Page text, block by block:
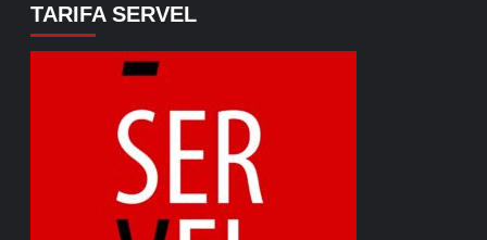
TARIFA SERVEL